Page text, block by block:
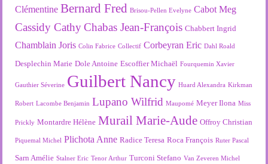
Clémentine Bernard Fred Brisou-Pellen Evelyne Cabot Meg
Cassidy Cathy Chabas Jean-François Chabbert Ingrid
Chamblain Joris Colin Fabrice Collectif Corbeyran Eric Dahl Roald
Desplechin Marie Dole Antoine Escoffier Michaël Fourquemin Xavier
Gauthier Séverine Guilbert Nancy Huard Alexandra Kirkman
Robert Lacombe Benjamin Lupano Wilfrid Maupomé Meyer Ilona Miss
Prickly Montardre Hélène Murail Marie-Aude Offroy Christian
Piquemal Michel Plichota Anne Radice Teresa Roca François Ruter Pascal
Sarn Amélie Stalner Eric Tenor Arthur Turconi Stefano Van Zeveren Michel